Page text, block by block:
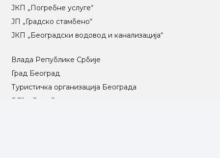
ЈКП „Погребне услуге“
ЈП „Градско стамбено“
ЈКП „Београдски водовод и канализација“
Влада Републике Србије
Град Београд
Туристичка организација Београда
РГЗ – Републички геодетски завод